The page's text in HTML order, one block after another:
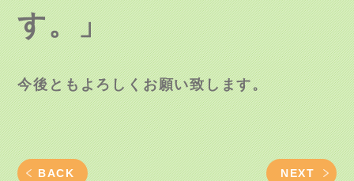
す。」
今後ともよろしくお願い致します。
BACK NEXT